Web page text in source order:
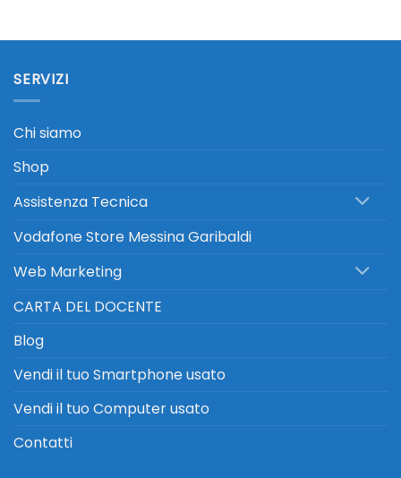
SERVIZI
Chi siamo
Shop
Assistenza Tecnica
Vodafone Store Messina Garibaldi
Web Marketing
CARTA DEL DOCENTE
Blog
Vendi il tuo Smartphone usato
Vendi il tuo Computer usato
Contatti